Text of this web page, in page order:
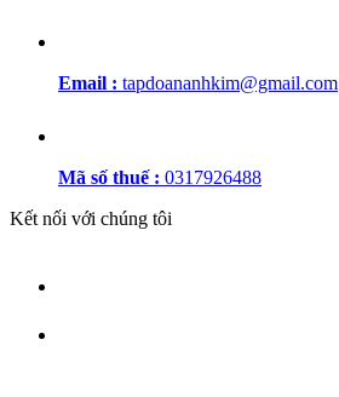
Email : tapdoananhkim@gmail.com
Mã số thuế : 0317926488
Kết nối với chúng tôi